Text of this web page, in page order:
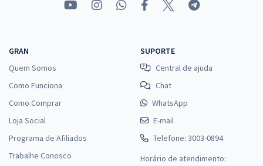
GRAN
Quem Somos
Como Funciona
Como Comprar
Loja Social
Programa de Afiliados
Trabalhe Conosco
SUPORTE
Central de ajuda
Chat
WhatsApp
E-mail
Telefone: 3003-0894
Horário de atendimento: